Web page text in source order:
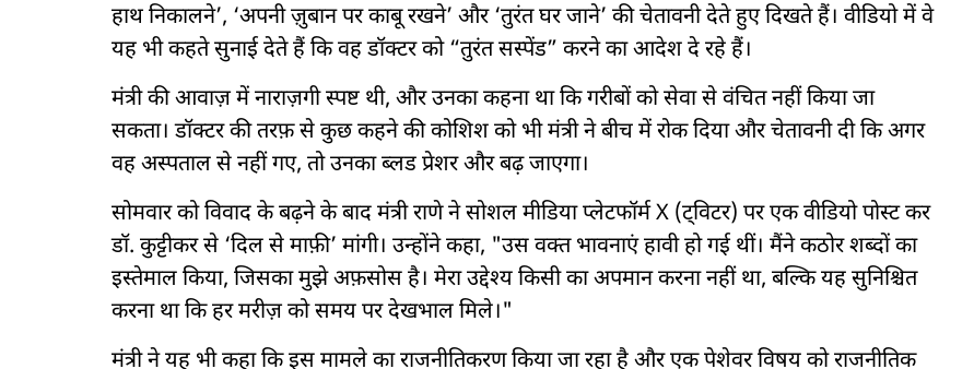
हाथ निकालने’, ‘अपनी ज़ुबान पर काबू रखने’ और ‘तुरंत घर जाने’ की चेतावनी देते हुए दिखते हैं। वीडियो में वे
यह भी कहते सुनाई देते हैं कि वह डॉक्टर को “तुरंत सस्पेंड” करने का आदेश दे रहे हैं।
मंत्री की आवाज़ में नाराज़गी स्पष्ट थी, और उनका कहना था कि गरीबों को सेवा से वंचित नहीं किया जा
सकता। डॉक्टर की तरफ़ से कुछ कहने की कोशिश को भी मंत्री ने बीच में रोक दिया और चेतावनी दी कि अगर
वह अस्पताल से नहीं गए, तो उनका ब्लड प्रेशर और बढ़ जाएगा।
सोमवार को विवाद के बढ़ने के बाद मंत्री राणे ने सोशल मीडिया प्लेटफॉर्म X (ट्विटर) पर एक वीडियो पोस्ट कर
डॉ. कुट्टीकर से ‘दिल से माफ़ी’ मांगी। उन्होंने कहा, "उस वक्त भावनाएं हावी हो गई थीं। मैंने कठोर शब्दों का
इस्तेमाल किया, जिसका मुझे अफ़सोस है। मेरा उद्देश्य किसी का अपमान करना नहीं था, बल्कि यह सुनिश्चित
करना था कि हर मरीज़ को समय पर देखभाल मिले।"
मंत्री ने यह भी कहा कि इस मामले का राजनीतिकरण किया जा रहा है और एक पेशेवर विषय को राजनीतिक